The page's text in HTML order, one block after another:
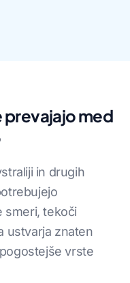
prevajajo med
in drugih
smeri, tekoči
ustvarja znaten
vrste